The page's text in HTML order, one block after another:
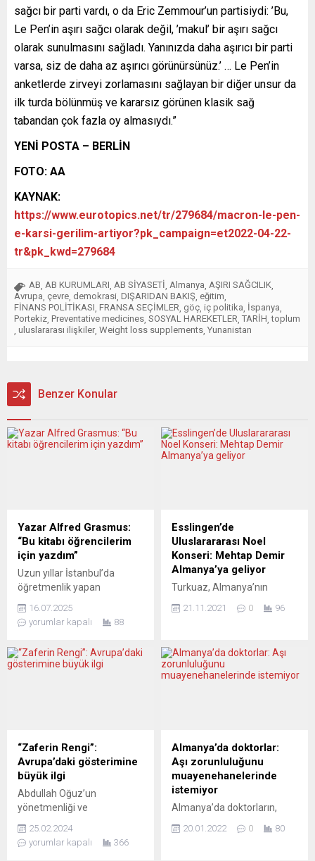
sağcı bir parti vardı, o da Eric Zemmour’un partisiydi: ’Bu,
Le Pen’in aşırı sağcı olarak değil, ’makul’ bir aşırı sağcı
olarak sunulmasını sağladı. Yanınızda daha aşırıcı bir parti
varsa, siz de daha az aşırıcı görünürsünüz.’ … Le Pen’in
anketlerde zirveyi zorlamasını sağlayan bir diğer unsur da
ilk turda bölünmüş ve kararsız görünen klasik sağ
tabandan çok fazla oy almasıydı.”
YENİ POSTA – BERLİN
FOTO: AA
KAYNAK:
https://www.eurotopics.net/tr/279684/macron-le-pen-
e-karsi-gerilim-artiyor?pk_campaign=et2022-04-22-
tr&pk_kwd=279684
AB AB KURUMLARI AB SİYASETİ Almanya AŞIRI SAĞCILIK
Avrupa çevre demokrasi DIŞARIDAN BAKIŞ eğitim
FİNANS POLİTİKASI FRANSA SEÇİMLER göç iç politika İspanya
Portekiz Preventative medicines SOSYAL HAREKETLER TARİH ,toplum
uluslararası ilişkiler Weight loss supplements Yunanistan
Benzer Konular
Yazar Alfred Grasmus:
“Bu kitabı öğrencilerim
için yazdım”
Uzun yıllar İstanbul’da
öğretmenlik yapan
Grasmus, öyküsü Çanakkale
Savaşı’yla başlayan
kahramanlarının İstanbul,
Münih ve Bağdat Demiryolu
yıllarından 1930’lara kadar
uzanan dönemi anlatıyor.
Grasmus’un “hem
Türkiye’deki hem de
Avusturya’daki öğrencileri
için kaleme aldığı”...
16.07.2025
yorumlar kapalı
88
Esslingen’de
Uluslarararası Noel
Konseri: Mehtap Demir
Almanya’ya geliyor
Turkuaz, Almanya’nın
düzenlenecek olan
(Uluslararası Noel Konseri)
programı ile Türkiye’nin
derneği Turkuaz’ın
düzenlediği konser Altes
Rathaus binasının
Bürgersaal salonlarında
gerçekleşecek. AYNI
ZAMANDA TURKUAZ’IN DA
ONURSAL ÜYELERİ
21.11.2021 0 96
“Zaferin Rengi”:
Avrupa’daki gösterimine
büyük ilgi
Abdullah Oğuz’un
yönetmenliği ve
sinema filmi “Zaferin Rengi”
Avrupa’da da gösterime
25.02.2024
yorumlar kapalı
366
Almanya’da doktorlar:
Aşı zorunluluğunu
muayenehanelerinde
istemiyor
Almanya’da doktorların,
zorunluluğu getirilmesi
20.01.2022 0 80